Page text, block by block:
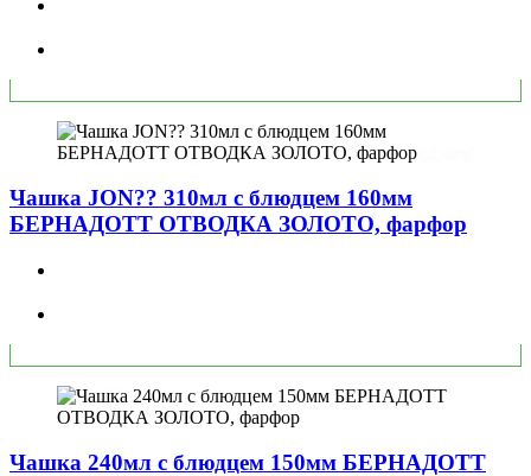
Чашка JON?? 310мл с блюдцем 160мм
БЕРНАДОТТ ОТВОДКА ЗОЛОТО, фарфор
Чашка 240мл с блюдцем 150мм БЕРНАДОТТ